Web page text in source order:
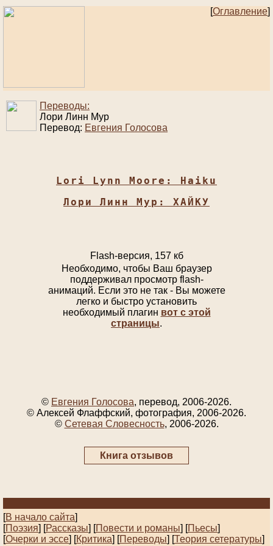
[Оглавление]
Переводы:
Лори Линн Мур
Перевод: Евгения Голосова
Lori Lynn Moore: Haiku
Лори Линн Мур: ХАЙКУ
Flash-версия, 157 кб
Необходимо, чтобы Ваш браузер
поддерживал просмотр flash-
анимаций. Если это не так - Вы можете
легко и быстро установить
необходимый плагин вот с этой
страницы.
© Евгения Голосова, перевод, 2006-2026.
© Алексей Флаффский, фотография, 2006-2026.
© Сетевая Словесность, 2006-2026.
Книга отзывов
[В начало сайта]
[Поэзия] [Рассказы] [Повести и романы] [Пьесы]
[Очерки и эссе] [Критика] [Переводы] [Теория сетературы]